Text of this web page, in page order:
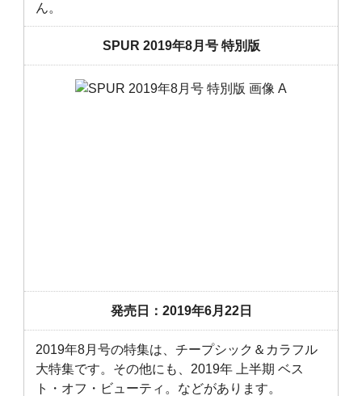
ん。
SPUR 2019年8月号 特別版
発売日：2019年6月22日
2019年8月号の特集は、チープシック＆カラフル
大特集です。その他にも、2019年 上半期 ベス
ト・オフ・ビューティ。などがあります。